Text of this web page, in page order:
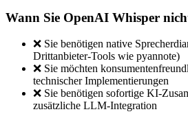
Wann Sie OpenAI Whisper
❌ Sie benötigen native
Drittanbieter-Tools wie pyannote)
❌ Sie möchten
technischer Implementierungen
❌ Sie benötigen sofortige KI-
zusätzliche LLM-Integration